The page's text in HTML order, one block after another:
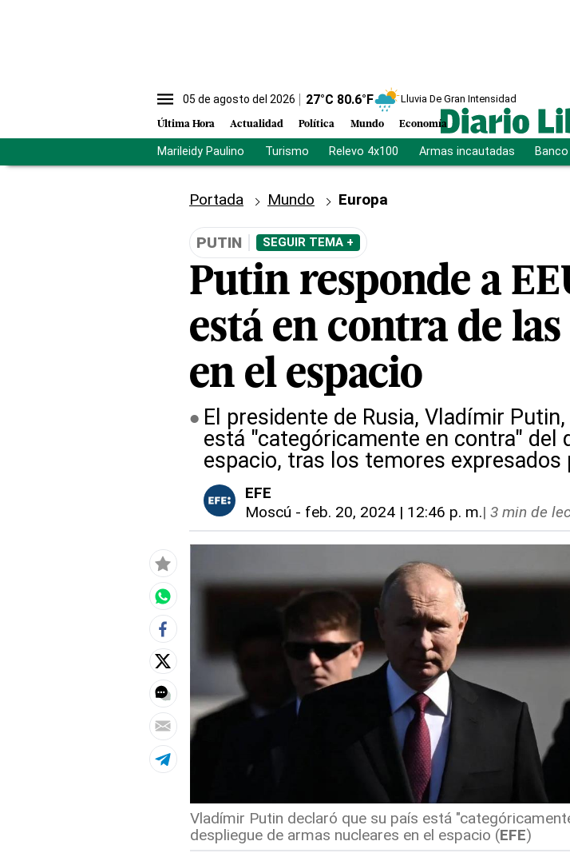
05 de agosto del 2026 27°C 80.6°F Lluvia De Gran Intensidad
Última Hora Actualidad Política Mundo Economía
Marileidy Paulino Turismo Relevo 4x100 Armas incautadas
Portada Mundo Europa
PUTIN SEGUIR TEMA +
Putin responde a
está en contra de
en el espacio
El presidente de Rusia, Vladímir
está "categóricamente en contra" del
espacio, tras los temores expresados
EFE
Moscú - feb. 20, 2024 | 12:46 p. m.| 3 min de
Vladímir Putin declaró que su país está
despliegue de armas nucleares en el espacio (EFE)